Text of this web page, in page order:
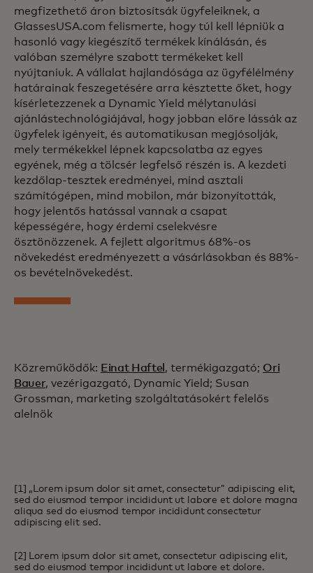
megfizethető áron biztosítsák ügyfeleiknek, a
GlassesUSA.com felismerte, hogy túl kell lépniük a
hasonló vagy kiegészítő termékek kínálásán, és
valóban személyre szabott termékeket kell
nyújtaniuk. A vállalat hajlandósága az ügyfélélmény
határainak feszegetésére arra késztette őket, hogy
kísérletezzenek a Dynamic Yield mélytanulási
ajánlástechnológiájával, hogy jobban előre lássák az
ügyfelek igényeit, és automatikusan megjósolják,
mely termékekkel lépnek kapcsolatba az egyes
egyének, még a tölcsér legfelső részén is. A kezdeti
kezdőlap-tesztek eredményei, mind asztali
számítógépen, mind mobilon, már bizonyították,
hogy jelentős hatással vannak a csapat
képességére, hogy érdemi cselekvésre
ösztönözzenek. A fejlett algoritmus 68%-os
növekedést eredményezett a vásárlásokban és 88%-
os bevételnövekedést.
Közreműködők: Einat Haftel , termékigazgató; Ori
Bauer, vezérigazgató, Dynamic Yield; Susan
Grossman, marketing szolgáltatásokért felelős
alelnök
[1] „Lorem ipsum dolor sit amet, consectetur” adipiscing elit,
sed do eiusmod tempor incididunt ut labore et dolore magna
aliqua sed do eiusmod tempor incididunt consectetur
adipiscing elit sed.
[2] Lorem ipsum dolor sit amet, consectetur adipiscing elit,
sed do eiusmod tempor incididunt ut labore et dolore.